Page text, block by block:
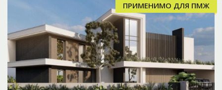
ПРИМЕНИМО ДЛЯ ПМЖ